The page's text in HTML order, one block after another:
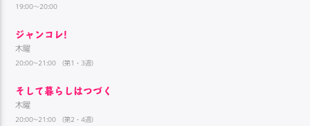
19:00～20:00
ジャンコレ!
木曜
20:00~21:00 （第1・3週）
そして暮らしはつづく
木曜
20:00~21:00 （第2・4週）